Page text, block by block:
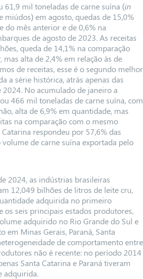
61,9 mil toneladas de carne suína (in
miúdos) em agosto, quedas de 15,0%
do mês anterior e de 0,6% na
de agosto de 2023. As receitas
queda de 14,1% na comparação
alta de 2,4% em relação às de
de receitas, esse é o segundo melhor
a série histórica, atrás apenas das
No acumulado de janeiro a
466 mil toneladas de carne suína, com
alta de 6,9% em quantidade, mas
na comparação com o mesmo
respondeu por 57,6% das
de carne suína exportada pelo
2024, as indústrias brasileiras
12,049 bilhões de litros de leite cru,
adquirida no primeiro
os seis principais estados produtores,
adquirido no Rio Grande do Sul e
em Minas Gerais, Paraná, Santa
de comportamento entre
não é recente: no período 2014
Santa Catarina e Paraná tiveram
adquirida.